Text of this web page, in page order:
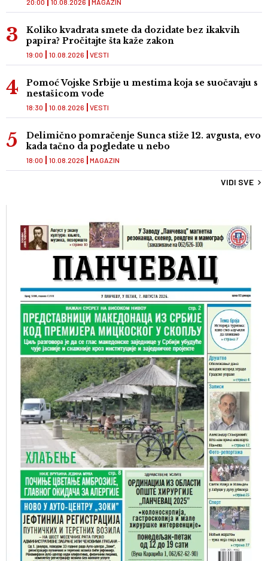
MAGAZIN
20:00 10.08.2026
Koliko kvadrata smete da dozidate bez ikakvih
papira? Pročitajte šta kaže zakon
VESTI
19:00 10.08.2026
Pomoć Vojske Srbije u mestima koja se suočavaju s
nestašicom vode
VESTI
18:30 10.08.2026
Delimično pomračenje Sunca stiže 12. avgusta, evo
kada tačno da pogledate u nebo
MAGAZIN
18:00 10.08.2026
VIDI SVE